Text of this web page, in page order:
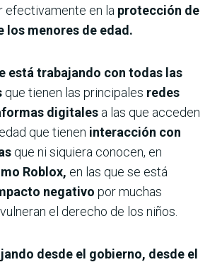
efectivamente en la protección de
los menores de edad.
está trabajando con todas las
que tienen las principales redes
digitales a las que acceden
que tienen interacción con
que ni siquiera conocen, en
Roblox, en las que se está
negativo por muchas
el derecho de los niños.
desde el gobierno, desde el